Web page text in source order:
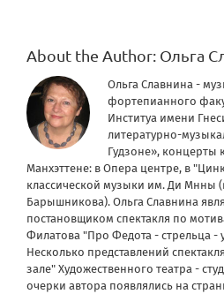
About the Author: Ольга
Ольга Славнина -
фортепианного
Институа имени
литературно-
Гудзоне», концерты
Манхэттене: в Опера центре, в
классической музыки им. Ди Мнны
Барышникова). Ольга Славнина
постановщиком спектакля по
Филатова "Про Федота - стрельца -
Несколько представлений
зале" Художественного театра -
очерки автора появлялись на